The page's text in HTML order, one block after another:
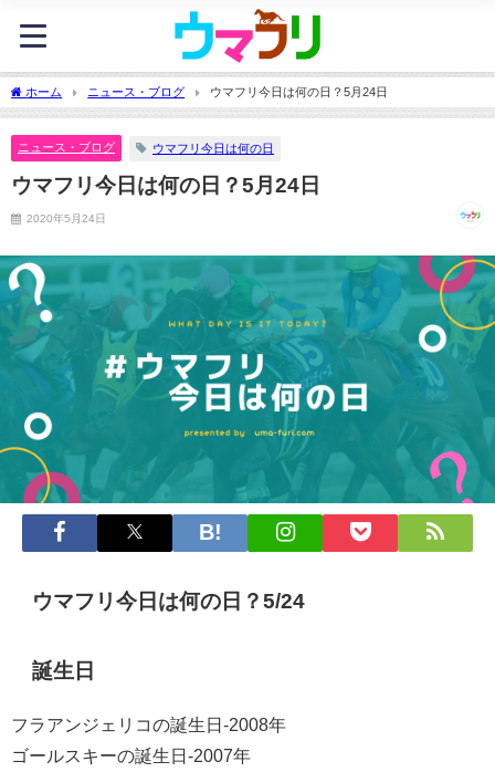
ホーム ニュース・ブログ ウマフリ今日は何の日？5月24日
ニュース・ブログ ウマフリ今日は何の日
ウマフリ今日は何の日？5月24日
2020年5月24日
ウマフリ今日は何の日？5/24
誕生日
フラアンジェリコの誕生日-2008年
ゴールスキーの誕生日-2007年